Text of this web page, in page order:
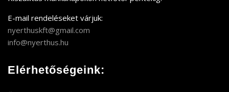
E-mail rendeléseket várjuk:
nyerthuskft@gmail.com
info@nyerthus.hu
Elérhetőségeink: